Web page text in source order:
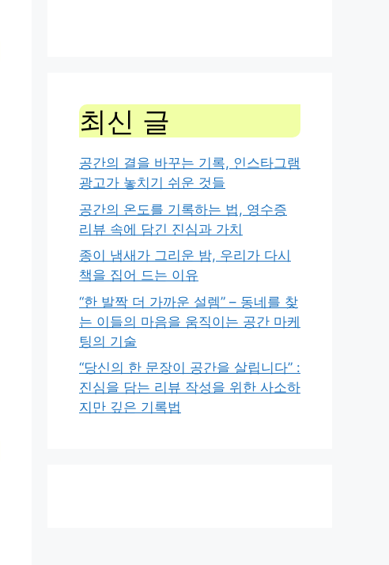
최신 글
공간의 결을 바꾸는 기록, 인스타그램
광고가 놓치기 쉬운 것들
공간의 온도를 기록하는 법, 영수증
리뷰 속에 담긴 진심과 가치
종이 냄새가 그리운 밤, 우리가 다시
책을 집어 드는 이유
“한 발짝 더 가까운 설렘” – 동네를 찾
는 이들의 마음을 움직이는 공간 마케
팅의 기술
“당신의 한 문장이 공간을 살립니다” :
진심을 담는 리뷰 작성을 위한 사소하
지만 깊은 기록법